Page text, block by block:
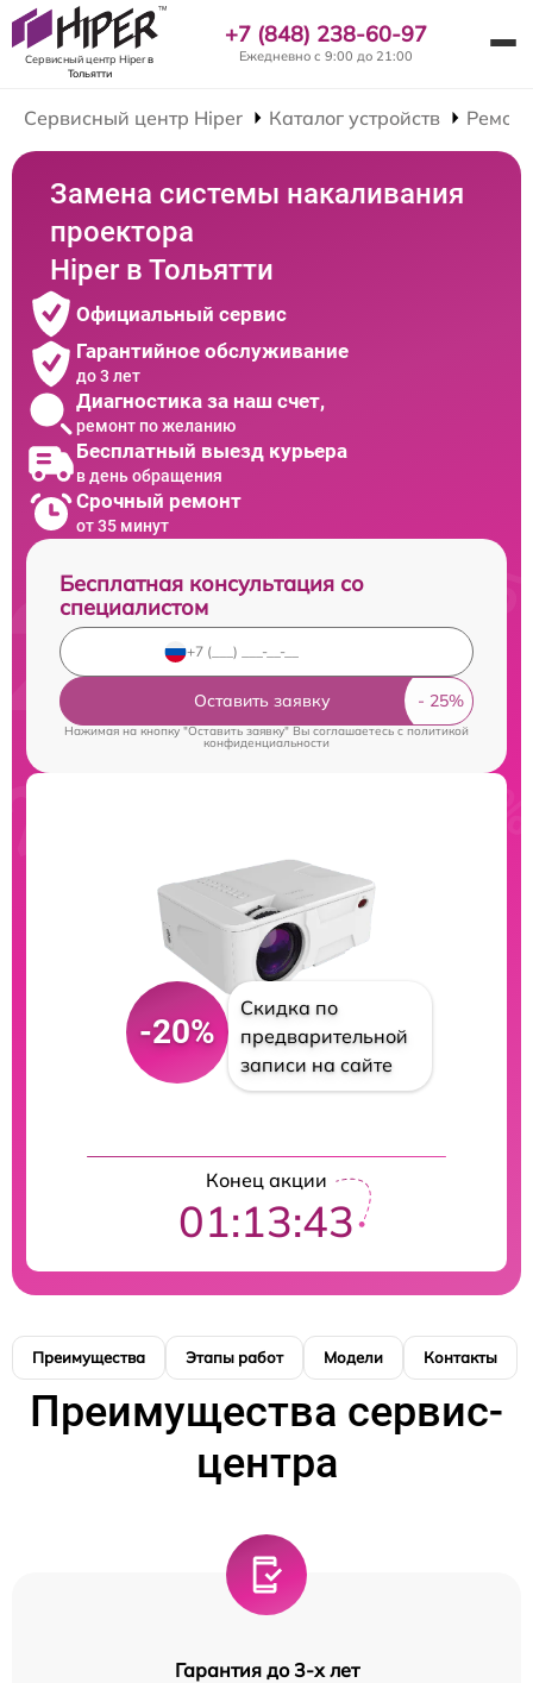
Сервисный центр Hiperв
Тольятти
+7 (848) 238-60-97
Ежедневно с 9:00 до 21:00
Сервисный центр Hiper Каталог устройств
Замена системы накаливания
проектора
Hiper в Тольятти
Официальный сервис
Гарантийное обслуживание
до 3 лет
Диагностика за наш счет,
ремонт по желанию
Бесплатный выезд курьера
в день обращения
Срочный ремонт
от 35 минут
Бесплатная консультация со
специалистом
Оставить заявку
Нажимая на кнопку "Оставить заявку" Вы соглашаетесь cполитикой
конфиденциальности
-20%
Скидка по
предварительной
записи на сайте
Конец акции
01:13:43
Преимущества Этапы работ Модели Контакты
Преимущества сервис-
центра
Гарантия до 3-х лет